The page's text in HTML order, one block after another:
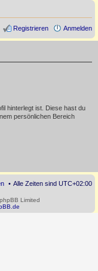
Anmelden
Registrieren
hinterlegt ist. Diese hast du
persönlichen Bereich
Alle Zeiten sind UTC+02:00
Limited